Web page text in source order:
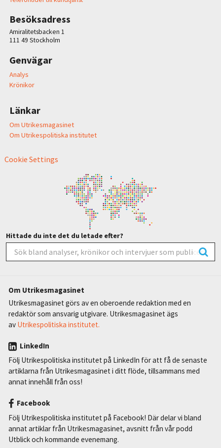
Besöksadress
Amiralitetsbacken 1
111 49 Stockholm
Genvägar
Analys
Krönikor
Länkar
Om Utrikesmagasinet
Om Utrikespolitiska institutet
Cookie Settings
Hittade du inte det du letade efter?
Om Utrikesmagasinet
Utrikesmagasinet görs av en oberoende redaktion med en
redaktör som ansvarig utgivare. Utrikesmagasinet ägs
av Utrikespolitiska institutet.
LinkedIn
Följ Utrikespolitiska institutet på LinkedIn för att få de senaste
artiklarna från Utrikesmagasinet i ditt flöde, tillsammans med
annat innehåll från oss!
Facebook
Följ Utrikespolitiska institutet på Facebook! Där delar vi bland
annat artiklar från Utrikesmagasinet, avsnitt från vår podd
Utblick och kommande evenemang.